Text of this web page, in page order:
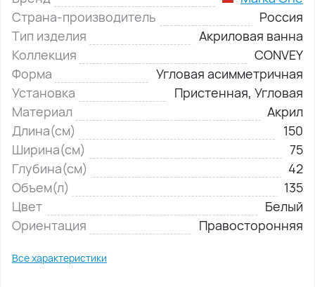
Страна-производитель
Россия
Тип изделия
Акриловая ванна
Коллекция
CONVEY
Форма
Угловая асимметричная
Установка
Пристенная, Угловая
Материал
Акрил
Длина(см)
150
Ширина(см)
75
Глубина(см)
42
Объем(л)
135
Цвет
Белый
Ориентация
Правосторонняя
Все характеристики